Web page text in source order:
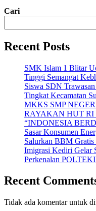
Cari
Recent Posts
SMK Islam 1 Blitar
Tinggi Semangat
Siswa SDN
Tingkat Kecamatan
MKKS SMP
RAYAKAN HUT RI
“INDONESIA
Sasar Konsumen
Salurkan BBM
Imigrasi Kediri Gelar
Perkenalan
Recent
Tidak ada komentar untuk